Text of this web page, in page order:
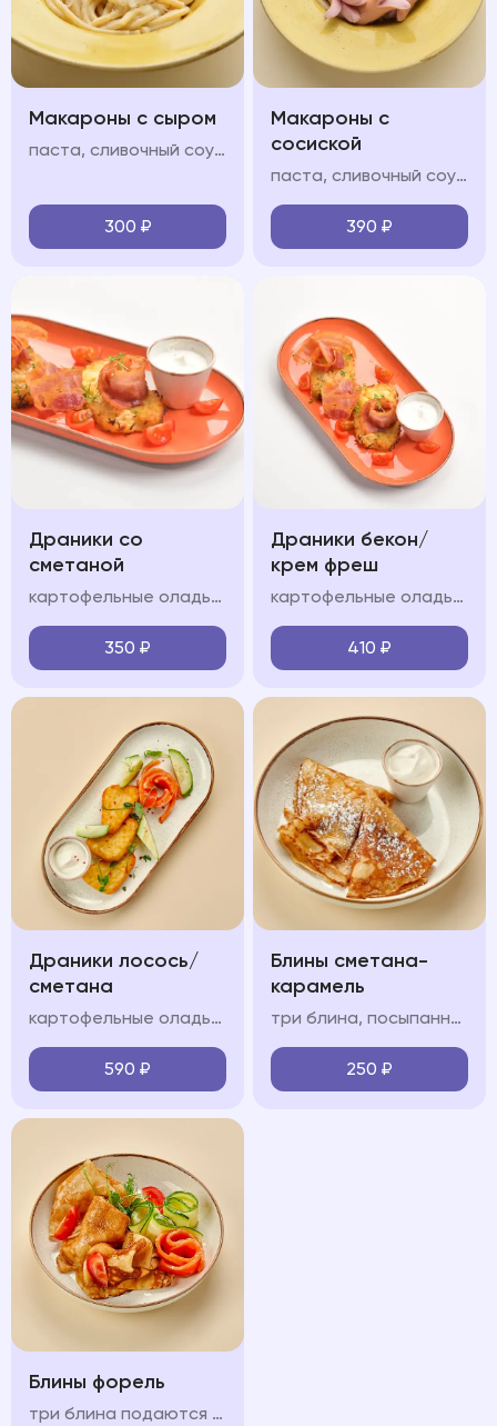
Макароны с сыром
паста, сливочный соус, пармезан
300 ₽
Макароны с
сосиской
паста, сливочный соус, молочные сосиски, пармезан
390 ₽
Драники со
сметаной
картофельные оладьи, сметанно-сливочный крем
350 ₽
Драники бекон/
крем фреш
картофельные оладьи, обжаренный бекон, сметанно-сливочный крем,, зелень, сметана
410 ₽
Драники лосось/
сметана
картофельные оладьи, форель, помидоры черри, сметанно-сливочный крем, огурец, зелень
590 ₽
Блины сметана-
карамель
три блина, посыпанные сахарной пудрой подаются с карамелью, сметаной или сгущенным молоком (на выбор)
250 ₽
Блины форель
три блина подаются с форелью, огурцом и крем-фрешем